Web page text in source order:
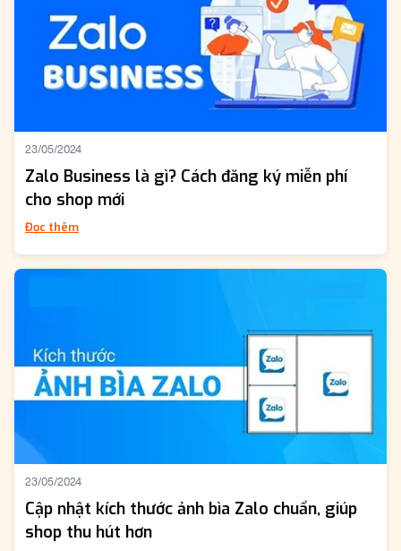
23/05/2024
Zalo Business là gì? Cách đăng ký miễn phí
cho shop mới
Đọc thêm
23/05/2024
Cập nhật kích thước ảnh bìa Zalo chuẩn, giúp
shop thu hút hơn